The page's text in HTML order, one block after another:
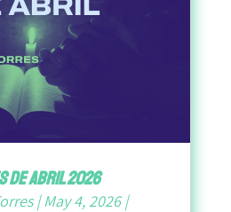
de abril 2026
|May 4, 2026|